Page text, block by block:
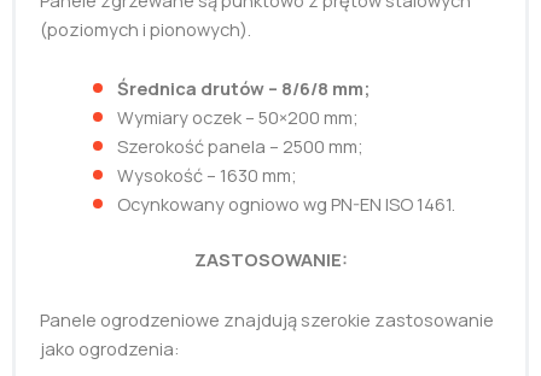
(poziomych i pionowych).
Średnica drutów – 8/6/8 mm;
Wymiary oczek – 50×200 mm;
Szerokość panela – 2500 mm;
Wysokość – 1630 mm;
Ocynkowany ogniowo wg PN-EN ISO 1461.
ZASTOSOWANIE:
Panele ogrodzeniowe znajdują szerokie zastosowanie
jako ogrodzenia: